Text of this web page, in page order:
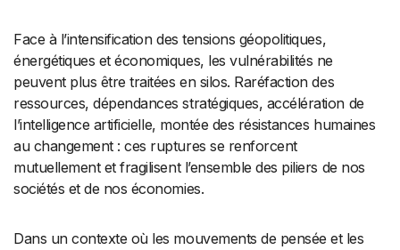
Face à l’intensification des tensions géopolitiques,
énergétiques et économiques, les vulnérabilités ne
peuvent plus être traitées en silos. Raréfaction des
ressources, dépendances stratégiques, accélération de
l’intelligence artificielle, montée des résistances humaines
au changement : ces ruptures se renforcent
mutuellement et fragilisent l’ensemble des piliers de nos
sociétés et de nos économies.
Dans un contexte où les mouvements de pensée et les